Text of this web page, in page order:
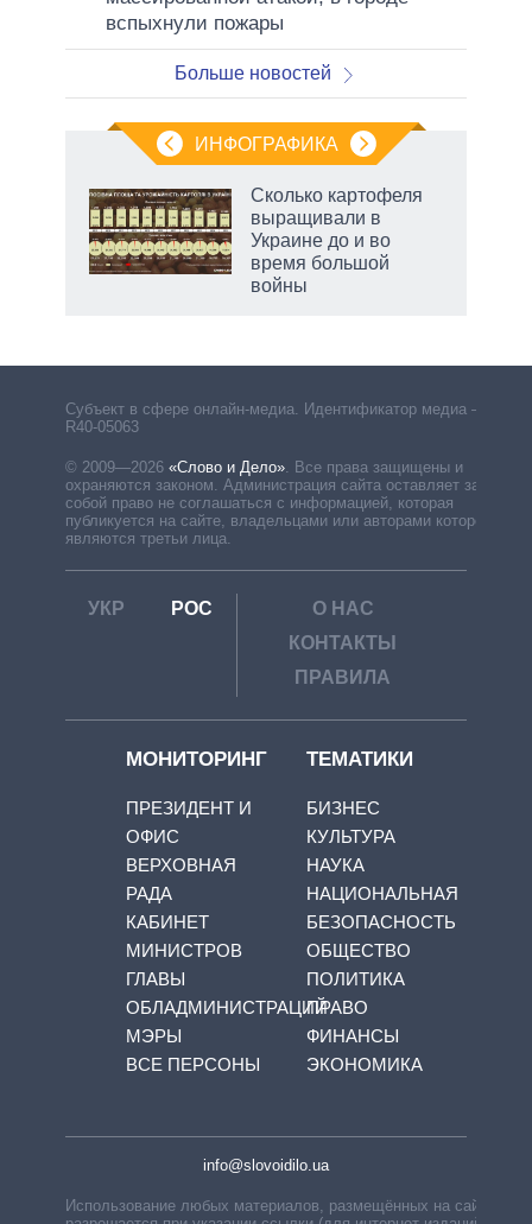
вспыхнули пожары
Больше новостей
ИНФОГРАФИКА
Сколько картофеля
выращивали в
Украине до и во
время большой
войны
Субъект в сфере онлайн-медиа. Идентификатор медиа –
R40-05063
© 2009—2026 «Слово и Дело» Все права защищены и
охраняются законом. Администрация сайта оставляет за
собой право не соглашаться с информацией, которая
публикуется на сайте, владельцами или авторами которой
являются третьи лица.
УКР РОС
О НАС
КОНТАКТЫ
ПРАВИЛА
МОНИТОРИНГ
ПРЕЗИДЕНТ И
ОФИС
ВЕРХОВНАЯ
РАДА
КАБИНЕТ
МИНИСТРОВ
ГЛАВЫ
ОБЛАДМИНИСТРАЦИЙ
МЭРЫ
ВСЕ ПЕРСОНЫ
ТЕМАТИКИ
БИЗНЕС
КУЛЬТУРА
НАУКА
НАЦИОНАЛЬНАЯ
БЕЗОПАСНОСТЬ
ОБЩЕСТВО
ПОЛИТИКА
ПРАВО
ФИНАНСЫ
ЭКОНОМИКА
info@slovoidilo.ua
Использование любых материалов, размещённых на сайте,